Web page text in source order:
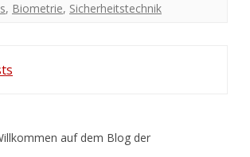
, Biometrie, Sicherheitstechnik
auf dem Blog der